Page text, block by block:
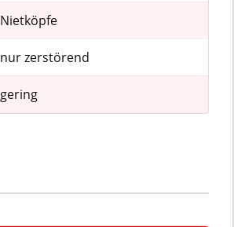
Nietköpfe
nur zerstörend
gering